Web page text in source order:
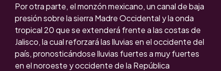
Por otra parte, el monzón mexicano, un canal de baja
presión sobre la sierra Madre Occidental y la onda
tropical 20 que se extenderá frente a las costas de
Jalisco, la cual reforzará las lluvias en el occidente del
país, pronosticándose lluvias fuertes a muy fuertes
en el noroeste y occidente de la República